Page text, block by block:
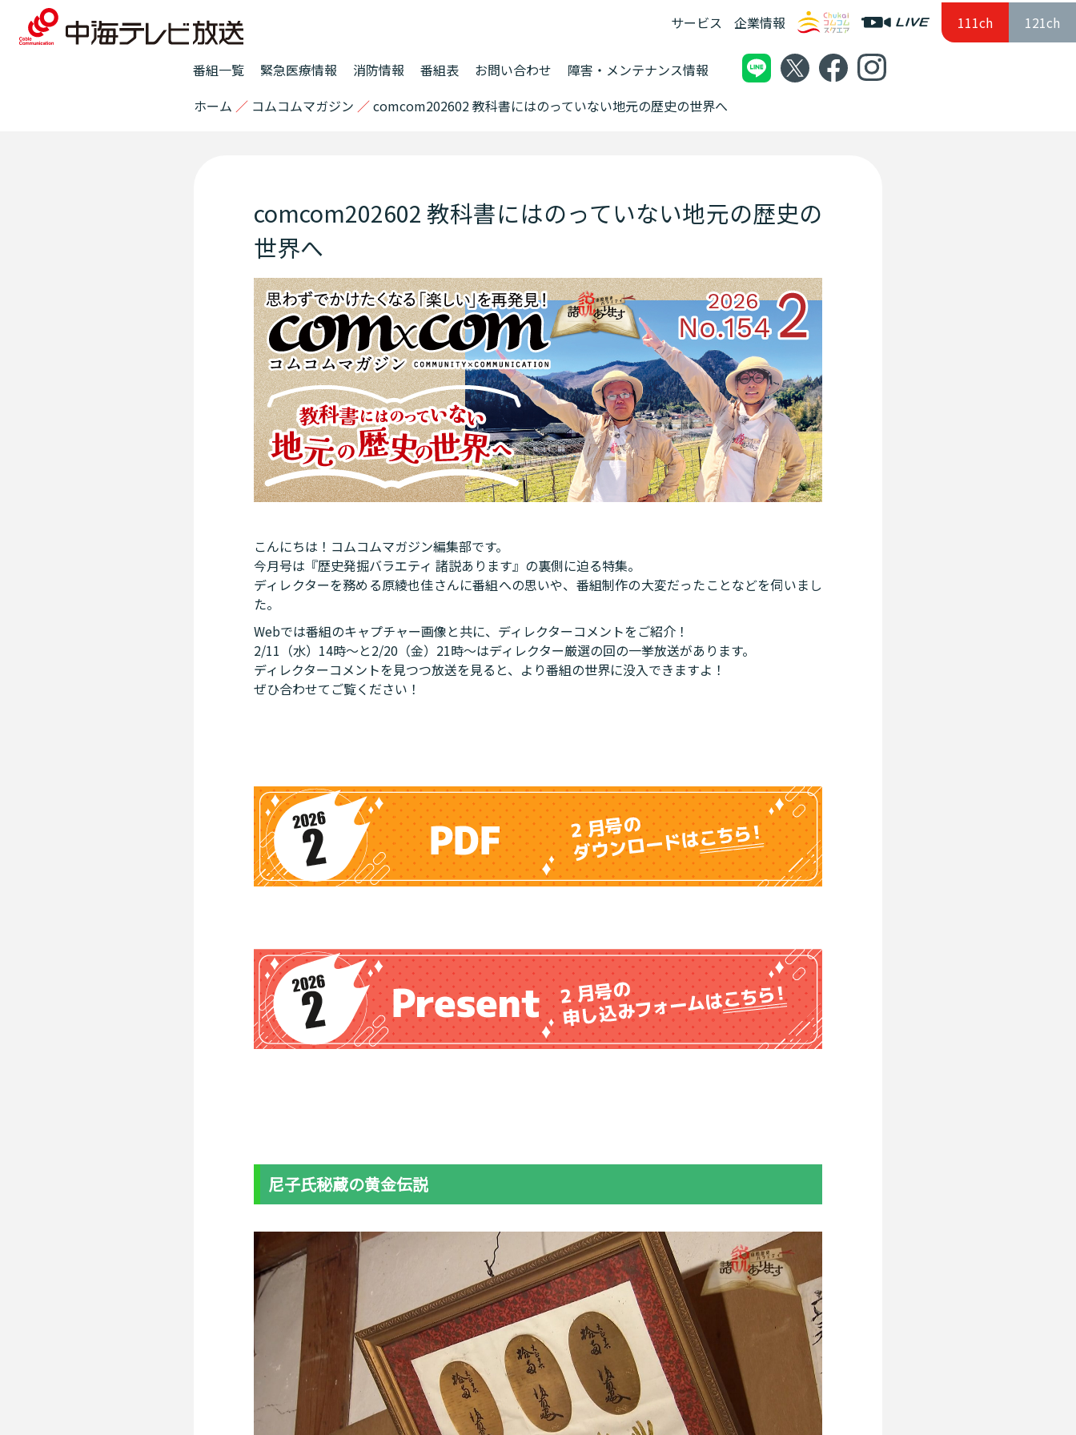
サービス 企業情報 111ch 121ch
番組一覧 緊急医療情報 消防情報 番組表 お問い合わせ
障害・メンテナンス情報
ホーム ／ コムコムマガジン ／comcom202602 教科書にはのっていない地元の歴史の世界へ
comcom202602 教科書にはのっていない地元の歴史の
世界へ
こんにちは！コムコムマガジン編集部です。
今月号は『歴史発掘バラエティ 諸説あります』の裏側に迫る特集。
ディレクターを務める原綾也佳さんに番組への思いや、番組制作の大変だったことなどを伺いまし
た。
Webでは番組のキャプチャー画像と共に、ディレクターコメントをご紹介！
2/11（水）14時〜と2/20（金）21時〜はディレクター厳選の回の一挙放送があります。
ディレクターコメントを見つつ放送を見ると、より番組の世界に没入できますよ！
ぜひ合わせてご覧ください！
尼子氏秘蔵の黄金伝説